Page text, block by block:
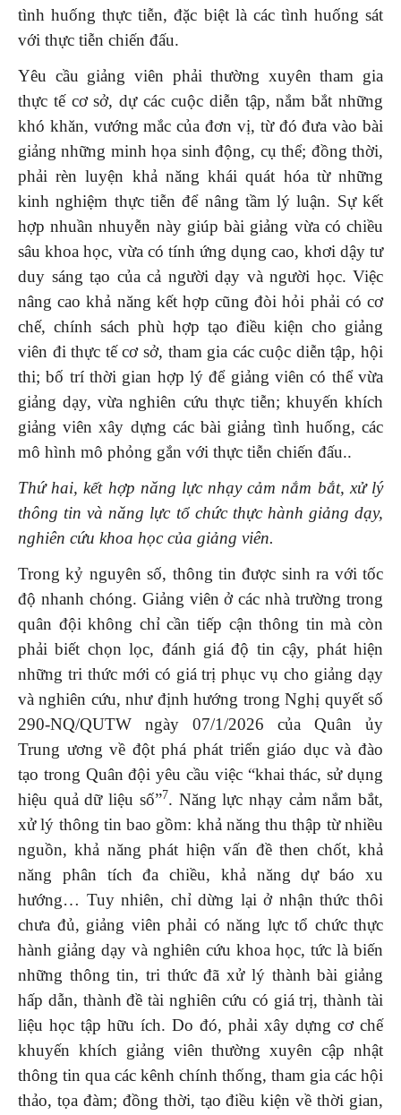
tình huống thực tiễn, đặc biệt là các tình huống sát
với thực tiễn chiến đấu.
Yêu cầu giảng viên phải thường xuyên tham gia
thực tế cơ sở, dự các cuộc diễn tập, nắm bắt những
khó khăn, vướng mắc của đơn vị, từ đó đưa vào bài
giảng những minh họa sinh động, cụ thể; đồng thời,
phải rèn luyện khả năng khái quát hóa từ những
kinh nghiệm thực tiễn để nâng tầm lý luận. Sự kết
hợp nhuần nhuyễn này giúp bài giảng vừa có chiều
sâu khoa học, vừa có tính ứng dụng cao, khơi dậy tư
duy sáng tạo của cả người dạy và người học. Việc
nâng cao khả năng kết hợp cũng đòi hỏi phải có cơ
chế, chính sách phù hợp tạo điều kiện cho giảng
viên đi thực tế cơ sở, tham gia các cuộc diễn tập, hội
thi; bố trí thời gian hợp lý để giảng viên có thể vừa
giảng dạy, vừa nghiên cứu thực tiễn; khuyến khích
giảng viên xây dựng các bài giảng tình huống, các
mô hình mô phỏng gắn với thực tiễn chiến đấu..
Thứ hai,kết hợp năng lực nhạy cảm nắm bắt, xử lý
thông tin và năng lực tổ chức thực hành giảng dạy,
nghiên cứu khoa học của giảng viên.
Trong kỷ nguyên số, thông tin được sinh ra với tốc
độ nhanh chóng. Giảng viên ở các nhà trường trong
quân đội không chỉ cần tiếp cận thông tin mà còn
phải biết chọn lọc, đánh giá độ tin cậy, phát hiện
những tri thức mới có giá trị phục vụ cho giảng dạy
và nghiên cứu, như định hướng trong Nghị quyết số
290-NQ/QUTW ngày 07/1/2026 của Quân ủy
Trung ương về đột phá phát triển giáo dục và đào
tạo trong Quân đội yêu cầu việc “khai thác, sử dụng
hiệu quả dữ liệu số”7. Năng lực nhạy cảm nắm bắt,
xử lý thông tin bao gồm: khả năng thu thập từ nhiều
nguồn, khả năng phát hiện vấn đề then chốt, khả
năng phân tích đa chiều, khả năng dự báo xu
hướng… Tuy nhiên, chỉ dừng lại ở nhận thức thôi
chưa đủ, giảng viên phải có năng lực tổ chức thực
hành giảng dạy và nghiên cứu khoa học, tức là biến
những thông tin, tri thức đã xử lý thành bài giảng
hấp dẫn, thành đề tài nghiên cứu có giá trị, thành tài
liệu học tập hữu ích. Do đó, phải xây dựng cơ chế
khuyến khích giảng viên thường xuyên cập nhật
thông tin qua các kênh chính thống, tham gia các hội
thảo, tọa đàm; đồng thời, tạo điều kiện về thời gian,